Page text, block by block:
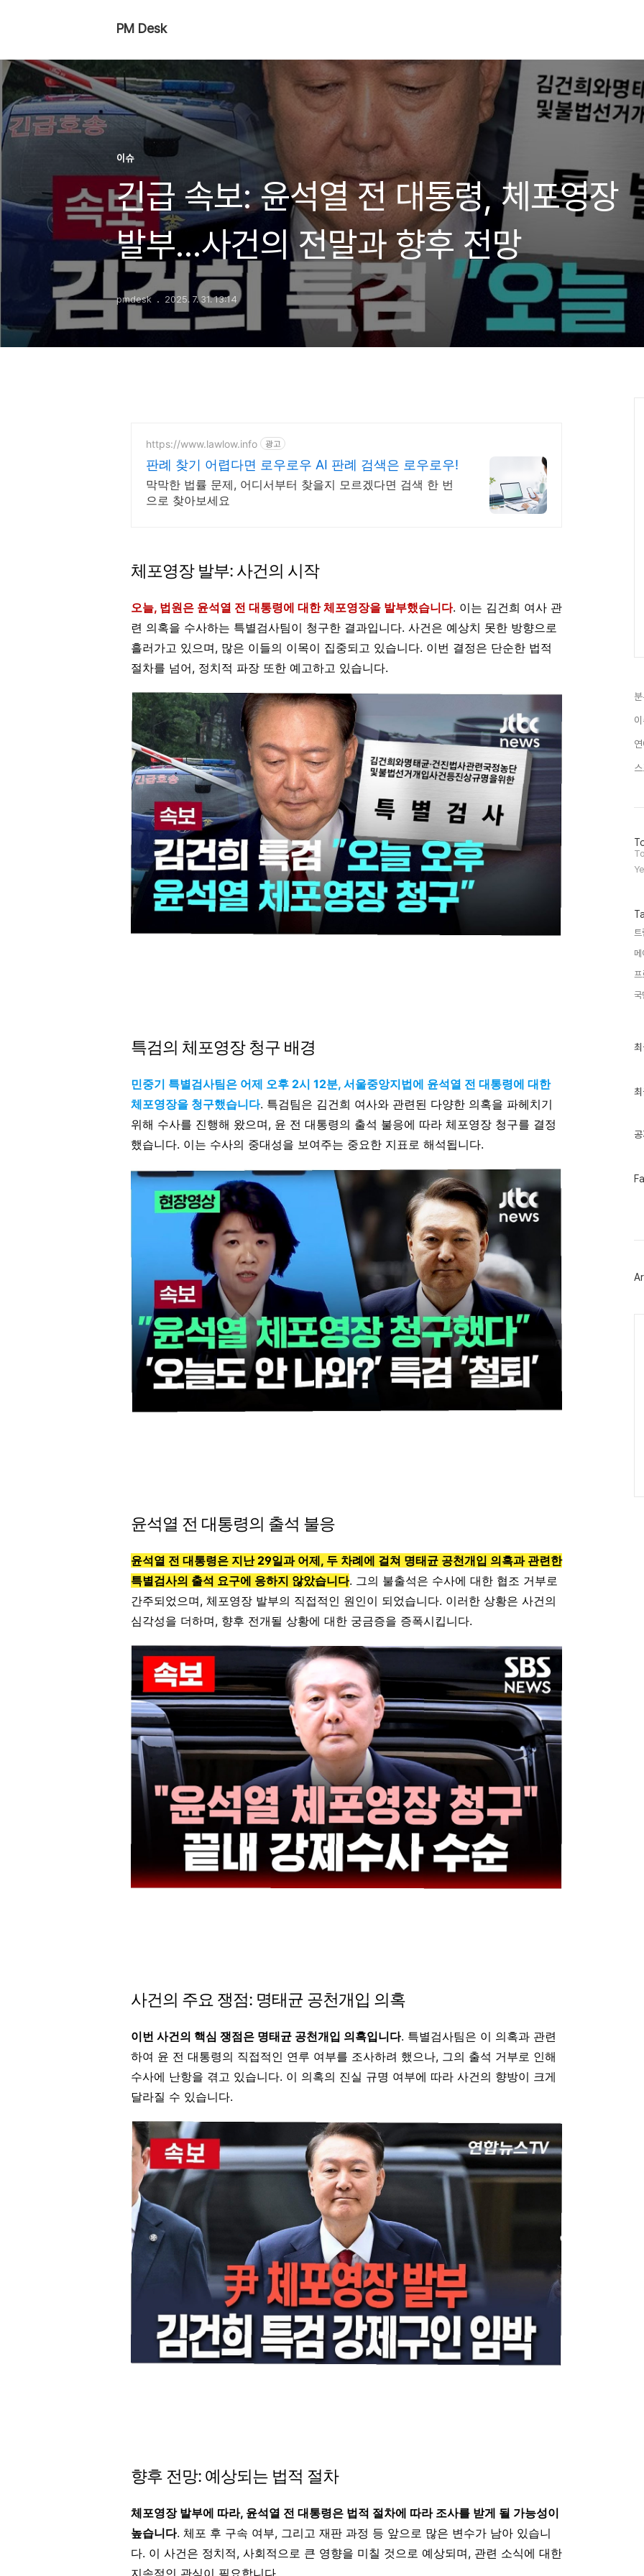
PM Desk
이슈
긴급 속보: 윤석열 전 대통령, 체포영장
발부…사건의 전말과 향후 전망
pmdesk 2025. 7. 31. 13:14
https://www.lawlow.info 광고
판례 찾기 어렵다면 로우로우 AI 판례 검색은 로우로우!
막막한 법률 문제, 어디서부터 찾을지 모르겠다면 검색 한 번
으로 찾아보세요
체포영장 발부: 사건의 시작
오늘, 법원은 윤석열 전 대통령에 대한 체포영장을 발부했습니다. 이는 김건희 여사 관
련 의혹을 수사하는 특별검사팀이 청구한 결과입니다. 사건은 예상치 못한 방향으로
흘러가고 있으며, 많은 이들의 이목이 집중되고 있습니다. 이번 결정은 단순한 법적
절차를 넘어, 정치적 파장 또한 예고하고 있습니다.
특검의 체포영장 청구 배경
민중기 특별검사팀은 어제 오후 2시 12분, 서울중앙지법에 윤석열 전 대통령에 대한
체포영장을 청구했습니다. 특검팀은 김건희 여사와 관련된 다양한 의혹을 파헤치기
위해 수사를 진행해 왔으며, 윤 전 대통령의 출석 불응에 따라 체포영장 청구를 결정
했습니다. 이는 수사의 중대성을 보여주는 중요한 지표로 해석됩니다.
윤석열 전 대통령의 출석 불응
윤석열 전 대통령은 지난 29일과 어제, 두 차례에 걸쳐 명태균 공천개입 의혹과 관련한
특별검사의 출석 요구에 응하지 않았습니다. 그의 불출석은 수사에 대한 협조 거부로
간주되었으며, 체포영장 발부의 직접적인 원인이 되었습니다. 이러한 상황은 사건의
심각성을 더하며, 향후 전개될 상황에 대한 궁금증을 증폭시킵니다.
사건의 주요 쟁점: 명태균 공천개입 의혹
이번 사건의 핵심 쟁점은 명태균 공천개입 의혹입니다. 특별검사팀은 이 의혹과 관련
하여 윤 전 대통령의 직접적인 연루 여부를 조사하려 했으나, 그의 출석 거부로 인해
수사에 난항을 겪고 있습니다. 이 의혹의 진실 규명 여부에 따라 사건의 향방이 크게
달라질 수 있습니다.
향후 전망: 예상되는 법적 절차
체포영장 발부에 따라, 윤석열 전 대통령은 법적 절차에 따라 조사를 받게 될 가능성이
높습니다. 체포 후 구속 여부, 그리고 재판 과정 등 앞으로 많은 변수가 남아 있습니
다. 이 사건은 정치적, 사회적으로 큰 영향을 미칠 것으로 예상되며, 관련 소식에 대한
방
문
자
수
트
프
국
최
인
페
그